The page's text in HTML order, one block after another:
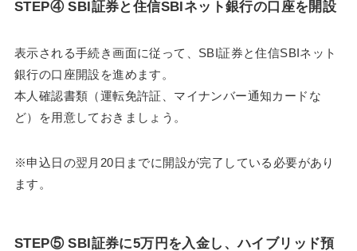
STEP④ SBI証券と住信SBIネット銀行の口座を開設
表示される手続き画面に従って、SBI証券と住信SBIネット
銀行の口座開設を進めます。
本人確認書類（運転免許証、マイナンバー通知カードな
ど）を用意しておきましょう。
※申込日の翌月20日までに開設が完了している必要があり
ます。
STEP⑤ SBI証券に5万円を入金し、ハイブリッド預